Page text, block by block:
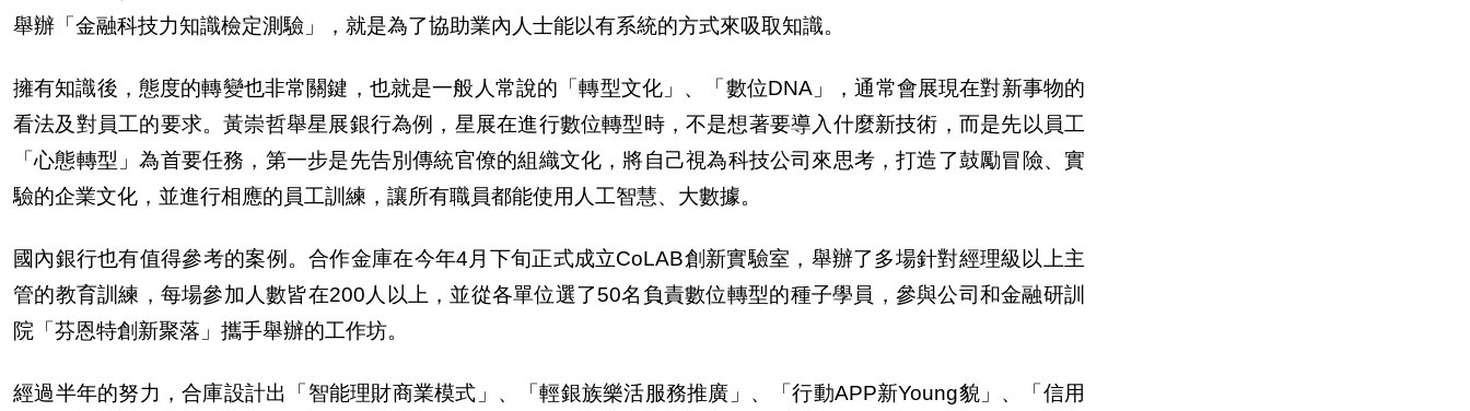
舉辦 「金融科技力知識檢定測驗」，就是為了協助業內 人士能以有系統的方式來吸取知識。
擁有知識後，態度的轉變也非常關鍵，也就是一般人常說的「轉型文化」、「數位DNA」，通常會展現在對新事物的
看法及對員工的要求。黃崇哲舉星展銀行為例，星展在進行數位轉型時，不是想著要導入什麼新技術，而是先以員工
「心態轉型」為首要任務，第一步是先告別傳統官僚的組織文化，將自己視為科技公司來思考，打造了鼓勵冒險、實
驗的企業文化，並進行相應的員工訓練，讓所有職員都能使用人工智慧、大數據。
國內銀行也有值得參考的案例。合作金庫在今年4月下旬正式成立CoLAB創新實驗室，舉辦了多場針對經理級以上主
管的教育訓練， 每場參加人數皆在200人以上，並從各單位選了50名負責數位轉型的種子學員，參與公司和金融研訓
院「芬恩特創新聚落」攜手舉辦的工作坊。
經過半年的努力，合庫設計出「智能理財商業模式」、「輕銀族樂活服務推廣」、「行動APP新Young貌」、「信用